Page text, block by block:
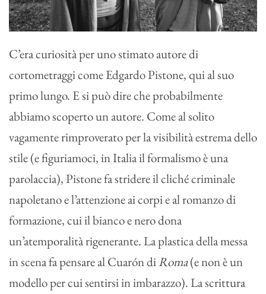
C’era curiosità per uno stimato autore di
cortometraggi come Edgardo Pistone, qui al suo
primo lungo. E si può dire che probabilmente
abbiamo scoperto un autore. Come al solito
vagamente rimproverato per la visibilità estrema dello
stile (e figuriamoci, in Italia il formalismo è una
parolaccia), Pistone fa stridere il cliché criminale
napoletano e l’attenzione ai corpi e al romanzo di
formazione, cui il bianco e nero dona
un’atemporalità rigenerante. La plastica della messa
in scena fa pensare al Cuarón diRoma(e non è un
modello per cui sentirsi in imbarazzo). La scrittura